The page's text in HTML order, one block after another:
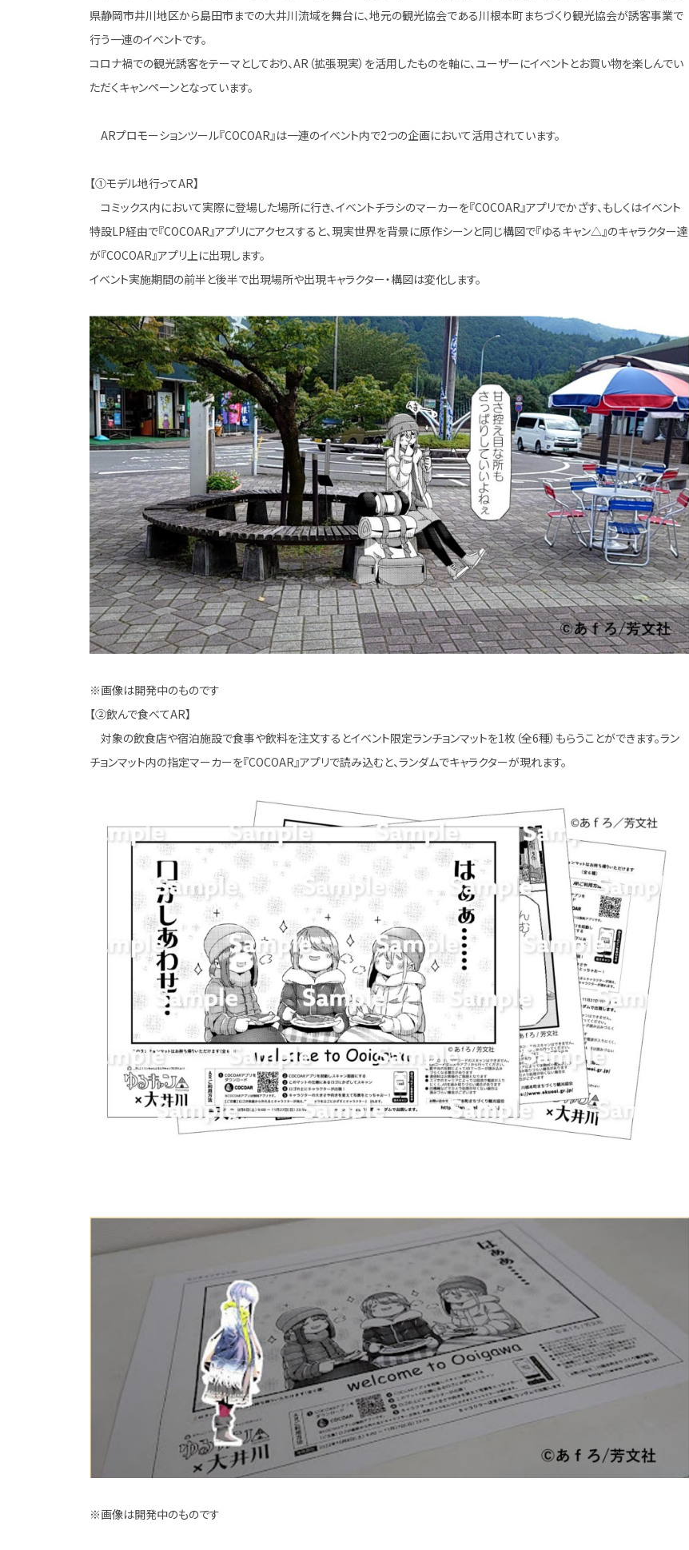
県静岡市井川地区から島田市までの大井川流域を舞台に、地元の観光協会である川根本町まちづくり観光協会が誘客事業で
行う一連のイベントです。
コロナ禍での観光誘客をテーマとしており、AR（拡張現実）を活用したものを軸に、ユーザーにイベントとお買い物を楽しんでい
ただくキャンペーンとなっています。
ARプロモーションツール『COCOAR』は一連のイベント内で2つの企画において活用されています。
【①モデル地行ってAR】
コミックス内において実際に登場した場所に行き、イベントチラシのマーカーを『COCOAR』アプリでかざす、もしくはイベント
特設LP経由で『COCOAR』アプリにアクセスすると、現実世界を背景に原作シーンと同じ構図で『ゆるキャン△』のキャラクター達
が『COCOAR』アプリ上に出現します。
イベント実施期間の前半と後半で出現場所や出現キャラクター・構図は変化します。
※画像は開発中のものです
【②飲んで食べてAR】
対象の飲食店や宿泊施設で食事や飲料を注文するとイベント限定ランチョンマットを1枚（全6種）もらうことができます。ラン
チョンマット内の指定マーカーを『COCOAR』アプリで読み込むと、ランダムでキャラクターが現れます。
※画像は開発中のものです